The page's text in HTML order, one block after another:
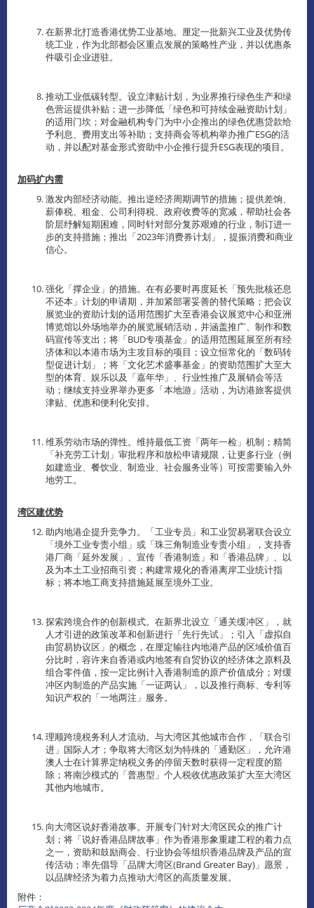
在新界北打造香港优势工业基地。厘定一批新兴工业及优势传
统工业，作为北部都会区重点发展的策略性产业，并以优惠条
件吸引企业进驻。
推动工业低碳转型。设立津贴计划，为业界推行绿色生产和绿
色营运提供补贴；进一步降低「绿色和可持续金融资助计划」
的适用门坎；对金融机构专门为中小企推出的绿色优惠贷款给
予利息、费用支出等补助；支持商会等机构举办推广ESG的活
动，并以配对基金形式资助中小企推行提升ESG表现的项目。
加码扩内需
激发内部经济动能。推出逆经济周期调节的措施；提供差饷、
薪俸税、租金、公司利得税、政府收费等的宽减，帮助社会各
阶层纾解短期困难，同时针对部分复苏艰难的行业，制订进一
步的支持措施；推出「2023年消费券计划」，提振消费和商业
信心。
强化「撑企业」的措施。在有必要时再度延长「预先批核还息
不还本」计划的申请期，并加紧部署妥善的替代策略；把会议
展览业的资助计划的适用范围扩大至香港会议展览中心和亚洲
博览馆以外场地举办的展览展销活动，并涵盖推广、制作和数
码宣传等支出；将「BUD专项基金」的适用范围延展至所有经
济体和以本港市场为主攻目标的项目；设立恒常化的「数码转
型促进计划」；将「文化艺术盛事基金」的资助范围扩大至大
型的体育、娱乐以及「嘉年华」、行业性推广及展销会等活
动；继续支持业界举办更多「本地游」活动，为访港旅客提供
津贴、优惠和便利化安排。
维系劳动市场的弹性。维持最低工资「两年一检」机制；精简
「补充劳工计划」审批程序和放松申请规限，让更多行业（例
如建造业、餐饮业、制造业、社会服务业等）可按需要输入外
地劳工。
湾区建优势
助内地港企提升竞争力。「工业专员」和工业贸易署联合设立
「境外工业专责小组」或「珠三角制造业专责小组」，支持香
港厂商「延外发展」、宣传「香港制造」和「香港品牌」、以
及为本土工业招商引资；构建常规化的香港离岸工业统计指
标；将本地工商支持措施延展至境外工业。
探索跨境合作的创新模式。在新界北设立「通关缓冲区」，就
人才引进的政策改革和创新进行「先行先试」；引入「虚拟自
由贸易协议区」的概念，在厘定输往内地港产品的区域价值百
分比时，容许来自香港或内地签有自贸协议的经济体之原料及
组合零件值，按一定比例计入香港制造的原产价值成分；对缓
冲区内制造的产品实施「一证两认」，以及推行商标、专利等
知识产权的「一地两注」服务。
理顺跨境税务利人才流动。与大湾区其他城市合作，「联合引
进」国际人才；争取将大湾区划为特殊的「通勤区」，允许港
澳人士在计算界定纳税义务的停留天数时获得一定程度的豁
除；将南沙模式的「普惠型」个人税收优惠政策扩大至大湾区
其他内地城市。
向大湾区说好香港故事。开展专门针对大湾区民众的推广计
划；将「说好香港品牌故事」作为香港形象重建工程的着力点
之一，资助和鼓励商会、行业协会等组织香港品牌及产品的宣
传活动；率先倡导「品牌大湾区(Brand Greater Bay)」愿景，
以品牌经济为着力点推动大湾区的高质量发展。
附件：